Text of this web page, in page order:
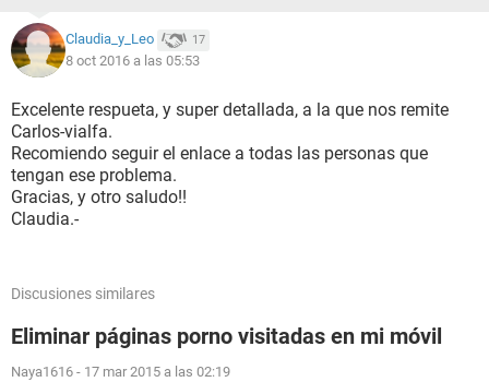
Claudia_y_Leo 17
8 oct 2016 a las 05:53
Excelente respueta, y super detallada, a la que nos remite
Carlos-vialfa.
Recomiendo seguir el enlace a todas las personas que
tengan ese problema.
Gracias, y otro saludo!!
Claudia.-
Discusiones similares
Eliminar páginas porno visitadas en mi móvil
Naya1616 - 17 mar 2015 a las 02:19